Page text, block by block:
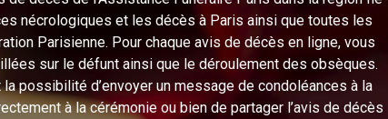
nécrologiques et les décès à Paris ainsi que toutes les
Parisienne. Pour chaque avis de décès en ligne, vous
sur le défunt ainsi que le déroulement des obsèques.
possibilité d’envoyer un message de condoléances à la
à la cérémonie ou bien de partager l’avis de décès